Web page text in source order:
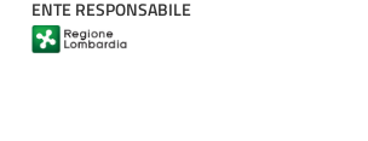
ENTE RESPONSABILE